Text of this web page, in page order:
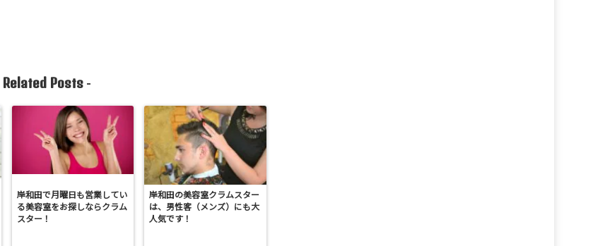
Related Posts-
岸和田で月曜日も営業してい
る美容室をお探しならクラム
スター！
岸和田の美容室クラムスター
は、男性客（メンズ）にも大
人気です！